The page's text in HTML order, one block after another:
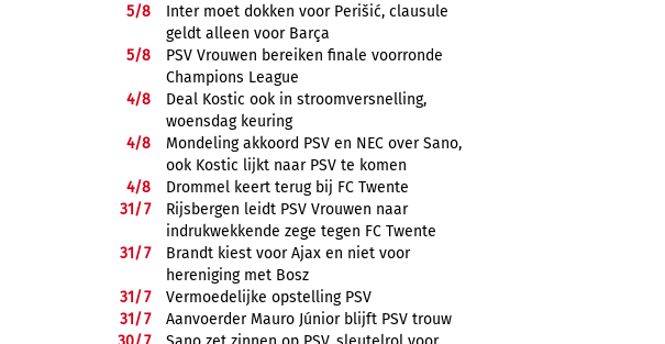
5/8
Inter moet dokken voor Perišić, clausule
geldt alleen voor Barça
5/8
PSV Vrouwen bereiken finale voorronde
Champions League
4/8
Deal Kostic ook in stroomversnelling,
woensdag keuring
4/8
Mondeling akkoord PSV en NEC over Sano,
ook Kostic lijkt naar PSV te komen
4/8
Drommel keert terug bij FC Twente
31/7
Rijsbergen leidt PSV Vrouwen naar
indrukwekkende zege tegen FC Twente
31/7
Brandt kiest voor Ajax en niet voor
hereniging met Bosz
31/7
Vermoedelijke opstelling PSV
31/7
Aanvoerder Mauro Júnior blijft PSV trouw